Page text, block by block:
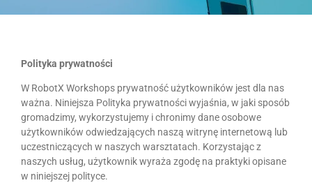
Polityka prywatności
W RobotX Workshops prywatność użytkowników jest dla nas
ważna. Niniejsza Polityka prywatności wyjaśnia, w jaki sposób
gromadzimy, wykorzystujemy i chronimy dane osobowe
użytkowników odwiedzających naszą witrynę internetową lub
uczestniczących w naszych warsztatach. Korzystając z
naszych usług, użytkownik wyraża zgodę na praktyki opisane
w niniejszej polityce.